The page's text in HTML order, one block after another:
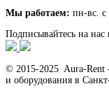
Мы работаем: пн-вс. с
Подписывайтесь на нас
© 2015-2025 Aura-Rent
и оборудования в